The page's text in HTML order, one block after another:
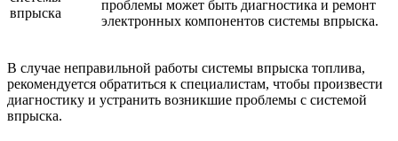
впрыска
проблемы может быть диагностика и ремонт
электронных компонентов системы впрыска.
В случае неправильной работы системы впрыска топлива,
рекомендуется обратиться к специалистам, чтобы произвести
диагностику и устранить возникшие проблемы с системой
впрыска.